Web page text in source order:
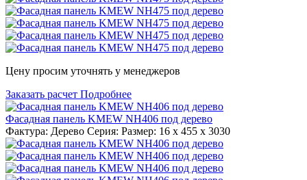
Цену просим уточнять у менеджеров
Заказать расчет Подробнее
Фасадная панель KMEW NH406 под дерево
Фактура: Дерево Серия: Размер: 16 x 455 x 3030